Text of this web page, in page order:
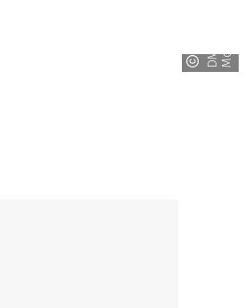
D
M
G
M
o
ri